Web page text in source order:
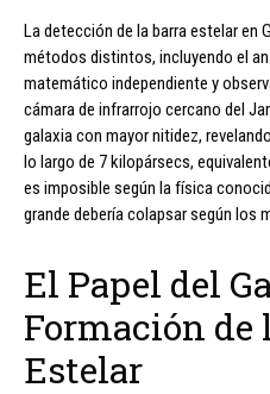
La detección de la barra estelar en
métodos distintos, incluyendo el
matemático independiente y
cámara de infrarrojo cercano del
galaxia con mayor nitidez,
lo largo de 7 kilopársecs,
es imposible según la física
grande debería colapsar según los
El Papel del
Formación de
Estelar